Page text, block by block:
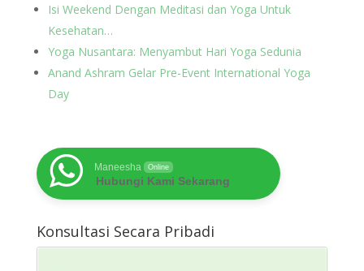
Isi Weekend Dengan Meditasi dan Yoga Untuk
Kesehatan…
Yoga Nusantara: Menyambut Hari Yoga Sedunia
Anand Ashram Gelar Pre-Event International Yoga
Day
Maneesha Online
Hubungi Kami Sekarang
Konsultasi Secara Pribadi